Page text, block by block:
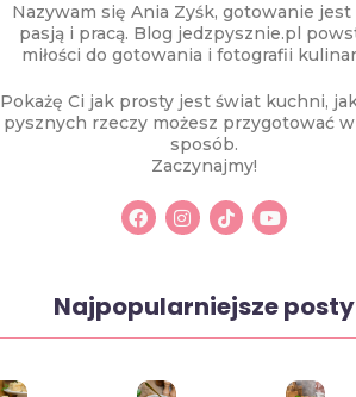
Nazywam się Ania Zyśk, gotowanie jest
pasją i pracą. Blog jedzpysznie.pl
miłości do gotowania i fotografii
Pokażę Ci jak prosty jest świat kuchni,
pysznych rzeczy możesz przygotować w
sposób.
Zaczynajmy!
Najpopularniejsze posty